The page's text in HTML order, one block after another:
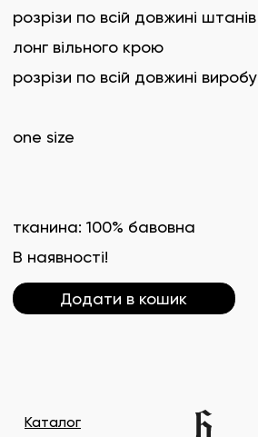
розрізи по всій довжині штанів
лонг вільного крою
розрізи по всій довжині виробу
one size
тканина: 100% бавовна
В наявності!
Додати в кошик
Каталог